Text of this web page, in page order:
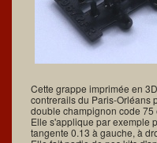
Cette grappe imprimée en
contrerails du Paris-Orléans
double champignon code 75
Elle s'applique par exemple
tangente 0.13 à gauche, à